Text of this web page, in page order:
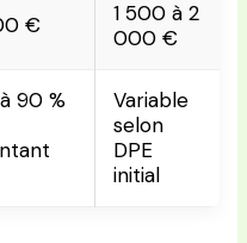
€
1 500 à 2
000 €
90 %
Variable
selon
DPE
initial